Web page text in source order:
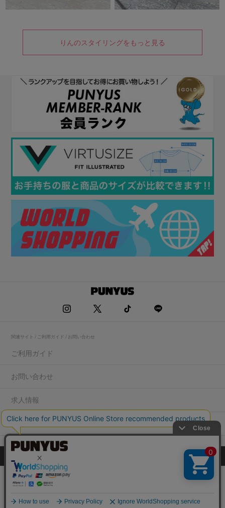
りんのスタイリングをもっと見る
関連サイト / ご利用ガイド / お問い合わせ
ご利用ガイド
お問い合わせ
求人情報
店舗一覧
プライバシーポリシー